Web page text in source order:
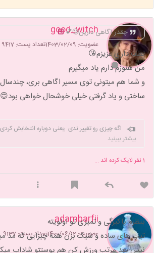
good_witch
عضویت: 1403/02/09 تعداد پست: 9417
چقدر آگاهی دارین🥲💕
لطف داری عزیزم😘
من هنوزم دارم یاد میگیرم
و شما هم میتونی توی مسیر اگاهی بری،
ساختی و یاد گرفتی خیلی خوشحال خواهی بود😍
can trust me , I'm a good Witchبیشتر ببینید
1نفر لایک کرده اند ...
adambarfii
عضویت: 1400/06/12 تعداد پست: 9137
بنظرم پاکیزگی و تمیزی تو اولویته
تیپ های ساده و شیک بزن همه چیزایی که
نیس بعد مرتب ورزش کن هم پوستتو شاداب